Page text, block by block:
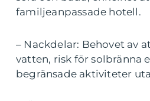
familjeanpassade hotell.
– Nackdelar: Behovet av
vatten, risk för solbränna
begränsade aktiviteter